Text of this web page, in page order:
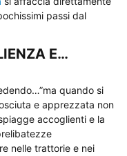
passi dal
E…
quando si
e apprezzata non
accoglienti e la
nelle trattorie e nei